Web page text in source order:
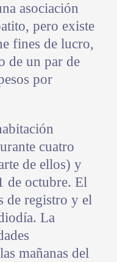
asociación
pero existe
fines de lucro,
de un par de
por
cuatro
de ellos) y
de octubre. El
de registro y el
La
mañanas del